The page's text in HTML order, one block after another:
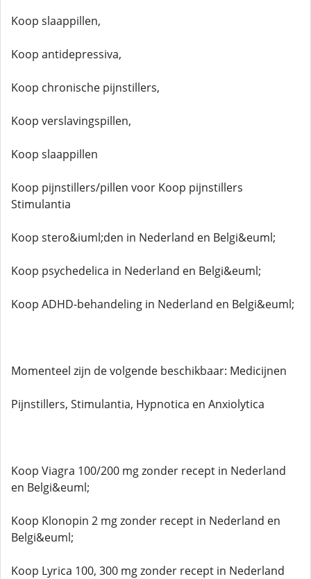
Koop slaappillen,
Koop antidepressiva,
Koop chronische pijnstillers,
Koop verslavingspillen,
Koop slaappillen
Koop pijnstillers/pillen voor Koop pijnstillers
Stimulantia
Koop stero&iuml;den in Nederland en Belgi&euml;
Koop psychedelica in Nederland en Belgi&euml;
Koop ADHD-behandeling in Nederland en Belgi&euml;
Momenteel zijn de volgende beschikbaar: Medicijnen
Pijnstillers, Stimulantia, Hypnotica en Anxiolytica
Koop Viagra 100/200 mg zonder recept in Nederland
en Belgi&euml;
Koop Klonopin 2 mg zonder recept in Nederland en
Belgi&euml;
Koop Lyrica 100, 300 mg zonder recept in Nederland